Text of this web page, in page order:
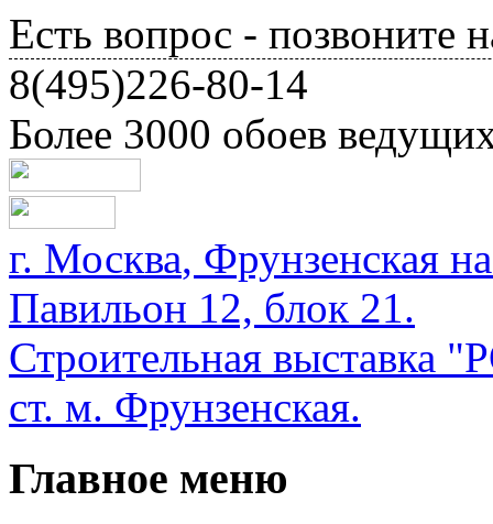
Есть вопрос - позвоните
8(495)226-80-14
Более 3000 обоев
г. Москва, Фрунзенская
Павильон 12, блок 21.
Строительная
ст. м. Фрунзенская.
Главное меню